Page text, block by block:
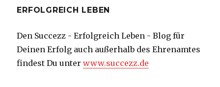
ERFOLGREICH LEBEN
Den Succezz - Erfolgreich Leben - Blog für
Deinen Erfolg auch außerhalb des Ehrenamtes
findest Du unterwww.succezz.de